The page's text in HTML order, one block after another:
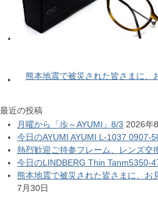
熊本地震で被災された皆さまに、
最近の投稿
月曜から「歩～AYUMI」8/3 2026年
今日のAYUMI AYUMI L-1037 0907-
熱烈歓迎ご持参フレーム、レンズ交
今日のLINDBERG Thin Tanm5350-
熊本地震で被災された皆さまに、お
7月30日